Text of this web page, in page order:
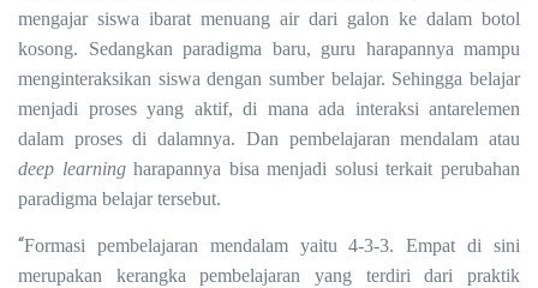
mengajar siswa ibarat menuang air dari galon ke dalam botol
kosong. Sedangkan paradigma baru, guru harapannya mampu
menginteraksikan siswa dengan sumber belajar. Sehingga belajar
menjadi proses yang aktif, di mana ada interaksi antarelemen
dalam proses di dalamnya. Dan pembelajaran mendalam atau
deep learningharapannya bisa menjadi solusi terkait perubahan
paradigma belajar tersebut.
“Formasi pembelajaran mendalam yaitu 4-3-3. Empat di sini
merupakan kerangka pembelajaran yang terdiri dari praktik